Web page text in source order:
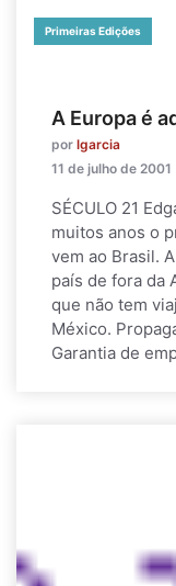
Primeiras Edições
A Europa é
por lgarcia
11 de julho de 2001
SÉCULO 21
muitos anos o
vem ao Brasil.
país de fora da
que não tem
México.
Garantia de